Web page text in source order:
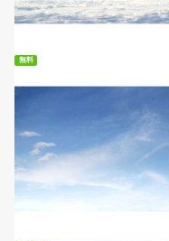
無料ダウンロード
無料
無料ダウンロード